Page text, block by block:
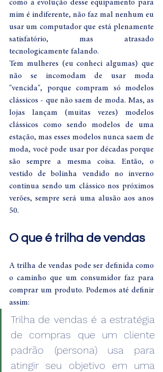
como a evolução desse equipamento para
mim é indiferente, não faz mal nenhum eu
usar um computador que está plenamente
satisfatório, mas atrasado
tecnologicamente falando.
Tem mulheres (eu conheci algumas) que
não se incomodam de usar moda
"vencida", porque compram só modelos
clássicos - que não saem de moda. Mas, as
lojas lançam (muitas vezes) modelos
clássicos como sendo modelos de uma
estação, mas esses modelos nunca saem de
moda, você pode usar por décadas porque
são sempre a mesma coisa. Então, o
vestido de bolinha vendido no inverno
continua sendo um clássico nos próximos
verões, sempre será uma alusão aos anos
50.
O que é trilha de vendas
A trilha de vendas pode ser definida como
o caminho que um consumidor faz para
comprar um produto. Podemos até definir
assim:
Trilha de vendas é a estratégia
de compras que um cliente
padrão (persona) usa para
atingir seu objetivo em uma